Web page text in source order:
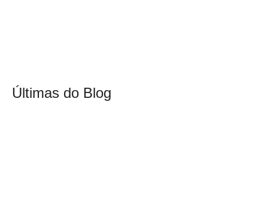
Últimas do Blog